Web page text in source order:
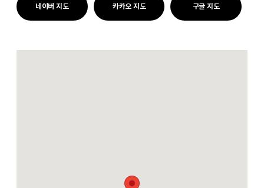
네이버 지도 카카오 지도 구글 지도